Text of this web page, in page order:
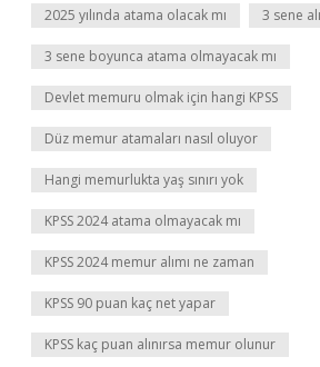
2025 yılında atama olacak mı 3 sene
3 sene boyunca atama olmayacak mı
Devlet memuru olmak için hangi KPSS
Düz memur atamaları nasıl oluyor
Hangi memurlukta yaş sınırı yok
KPSS 2024 atama olmayacak mı
KPSS 2024 memur alımı ne zaman
KPSS 90 puan kaç net yapar
KPSS kaç puan alınırsa memur olunur